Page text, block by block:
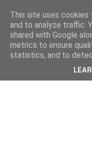
This site uses
and to analyze traffic.
shared with Google
metrics to ensure
statistics, and to